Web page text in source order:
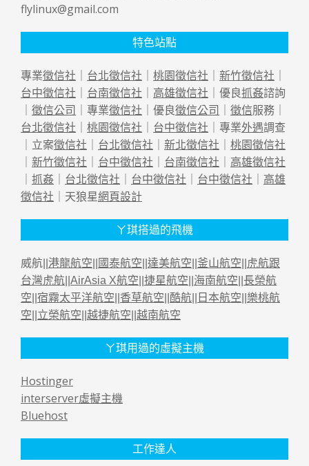
flylinux@gmail.com
特色站點
專業徵信社 台北徵信社 桃園徵信社 新竹徵信社
台中徵信社
台南徵信社 高雄徵信社 ｜優良抓姦諮詢
徵信公司 ｜專業徵信社 ｜優良徵信公司 徵信服務｜
台北徵信社
桃園徵信社 台中徵信社 ｜專業外遇調查
｜立案徵信社 台北徵信社 新北徵信社
桃園徵信社
新竹徵信社 台中徵信社 台南徵信社
高雄徵信社
抓姦 台北徵信社 台中徵信社 台中徵信社
高雄
徵信社 ｜天狼星網頁設計
ㄚ琪搭過的飛機
威航|| 港龍航空 國泰航空 達美航空 釜山航空
虎航跟
台灣虎航 AirAsia X航空 捷星航空 海南航空 長榮航
空 宿霧太平洋航空 香草航空 酷航 日本航空 樂桃航
空 立榮航空 越捷航空 越南航空
ㄚ琪用過的虛擬主機
Hostinger
interserver虛擬主機
Bluehost
工作達人